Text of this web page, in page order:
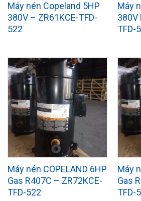
Máy nén Copeland 5HP
380V – ZR61KCE-TFD-
522
Máy
380V
TFD-
Máy nén COPELAND 6HP
Gas R407C – ZR72KCE-
TFD-522
Máy
Gas
TFD-